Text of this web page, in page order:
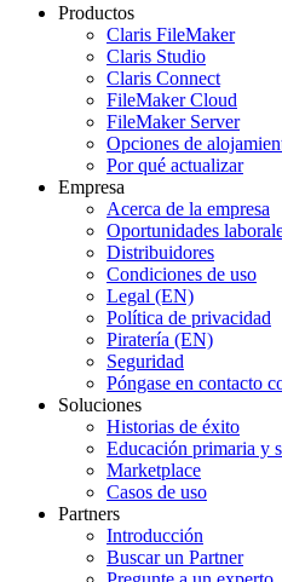
Productos
Claris FileMaker
Claris Studio
Claris Connect
FileMaker Cloud
FileMaker Server
Opciones de
Por qué actualizar
Empresa
Acerca de la empresa
Oportunidades
Distribuidores
Condiciones de uso
Legal (EN)
Política de privacidad
Piratería (EN)
Seguridad
Póngase en contacto
Soluciones
Historias de éxito
Educación primaria y
Marketplace
Casos de uso
Partners
Introducción
Buscar un Partner